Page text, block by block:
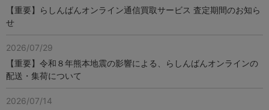
【重要】らしんばんオンライン通信買取サービス 査定期間のお知ら
せ
2026/07/29
【重要】令和８年熊本地震の影響による、らしんばんオンラインの
配送・集荷について
2026/07/14